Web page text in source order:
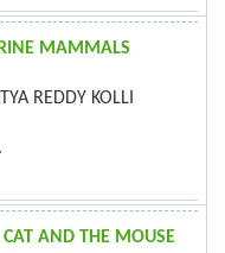
MAMMALS
REDDY KOLLI
CAT AND THE MOUSE